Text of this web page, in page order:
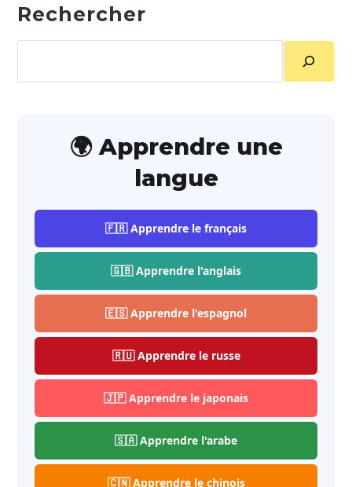
Rechercher
🌍 Apprendre une
langue
🇫🇷 Apprendre le français
🇬🇧 Apprendre l'anglais
🇪🇸 Apprendre l'espagnol
🇷🇺 Apprendre le russe
🇯🇵 Apprendre le japonais
🇸🇦 Apprendre l'arabe
🇨🇳 Apprendre le chinois